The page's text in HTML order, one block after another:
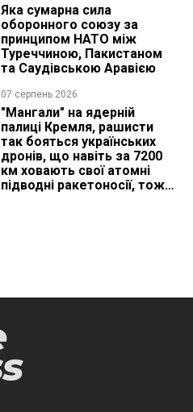
Яка сумарна сила
оборонного союзу за
принципом НАТО між
Туреччиною, Пакистаном
та Саудівською Аравією
07 серпень 2026
"Мангали" на ядерній
палиці Кремля, рашисти
так бояться українських
дронів, що навіть за 7200
км ховають свої атомні
підводні ракетоносії, тож